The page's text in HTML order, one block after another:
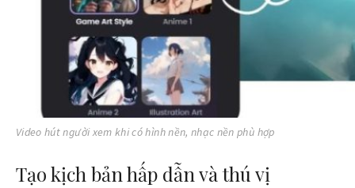
Video hút người xem khi có hình nền, nhạc nền phù hợp
Tạo kịch bản hấp dẫn và thú vị